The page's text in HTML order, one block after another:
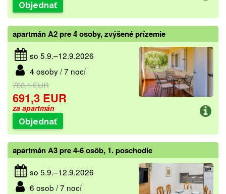
Objednať
apartmán A2 pre 4 osoby, zvýšené prízemie
so 5.9.–12.9.2026
4 osoby / 7 nocí
768,1 EUR
691,3 EUR
za apartmán
Objednať
apartmán A3 pre 4-6 osôb, 1. poschodie
so 5.9.–12.9.2026
6 osob / 7 nocí